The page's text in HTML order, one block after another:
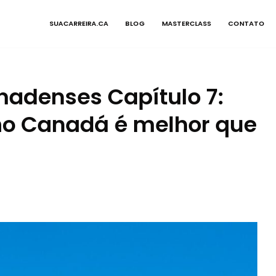
SUACARREIRA.CA BLOG MASTERCLASS CONTATO
Capítulo 7:
Canadá é melhor que